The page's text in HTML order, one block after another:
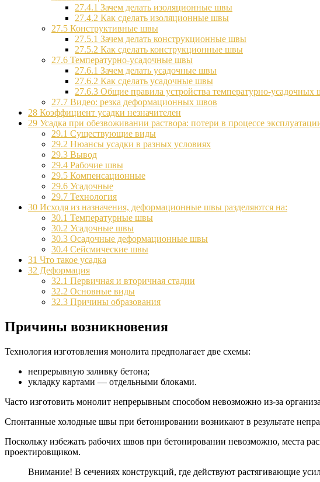
27.4.1 Зачем делать изоляционные швы
27.4.2 Как сделать изоляционные швы
27.5 Конструктивные швы
27.5.1 Зачем делать конструкционные швы
27.5.2 Как сделать конструкционные швы
27.6 Температурно-усадочные швы
27.6.1 Зачем делать усадочные швы
27.6.2 Как сделать усадочные швы
27.6.3 Общие правила устройства температурно-усадочных
27.7 Видео: резка деформационных швов
28 Коэффициент усадки незначителен
29 Усадка при обезвоживании раствора: потери в процессе
29.1 Существующие виды
29.2 Нюансы усадки в разных условиях
29.3 Вывод
29.4 Рабочие швы
29.5 Компенсационные
29.6 Усадочные
29.7 Технология
30 Исходя из назначения, деформационные швы разделяются на:
30.1 Температурные швы
30.2 Усадочные швы
30.3 Осадочные деформационные швы
30.4 Сейсмические швы
31 Что такое усадка
32 Деформация
32.1 Первичная и вторичная стадии
32.2 Основные виды
32.3 Причины образования
Причины возникновения
Технология изготовления монолита предполагает две схемы:
непрерывную заливку бетона;
укладку картами — отдельными блоками.
Часто изготовить монолит непрерывным способом невозможно из-за
Спонтанные холодные швы при бетонировании возникают в результате
Поскольку избежать рабочих швов при бетонировании невозможно, места
проектировщиком.
Внимание! В сечениях конструкций, где действуют растягивающие